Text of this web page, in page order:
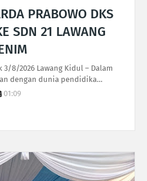
PRABOWO DKS
SDN 21 LAWANG
8/2026 Lawang Kidul – Dalam
dengan dunia pendidika…
01:09